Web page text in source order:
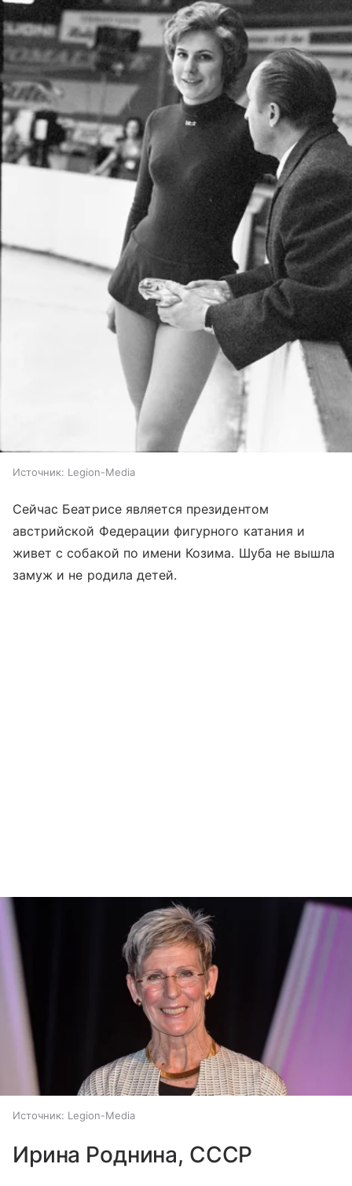
Источник: Legion-Media
Сейчас Беатрисе является президентом
австрийской Федерации фигурного катания и
живет с собакой по имени Козима. Шуба не вышла
замуж и не родила детей.
Источник: Legion-Media
Ирина Роднина, СССР